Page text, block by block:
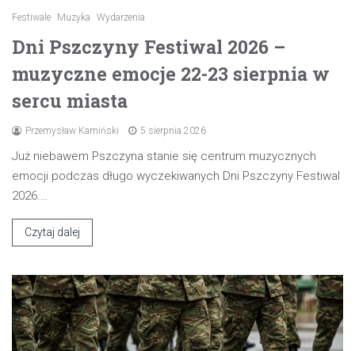
Festiwale Muzyka Wydarzenia
Dni Pszczyny Festiwal 2026 –
muzyczne emocje 22-23 sierpnia w
sercu miasta
Przemysław Kamiński 5 sierpnia 2026
Już niebawem Pszczyna stanie się centrum muzycznych
emocji podczas długo wyczekiwanych Dni Pszczyny Festiwal
2026.…
Czytaj dalej